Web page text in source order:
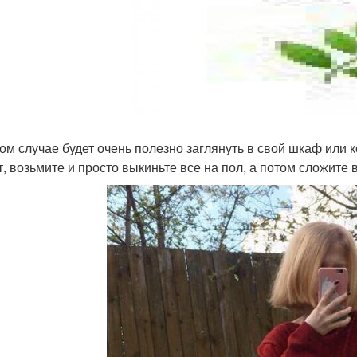
случае будет очень полезно заглянуть в свой шкаф
возьмите и просто выкиньте все на пол, а потом сложите